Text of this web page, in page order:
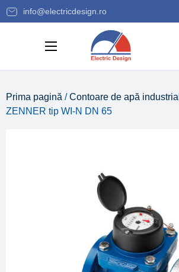
info@electricdesign.ro
Prima pagină /Contoare de apă
ZENNER tip WI-N DN 65